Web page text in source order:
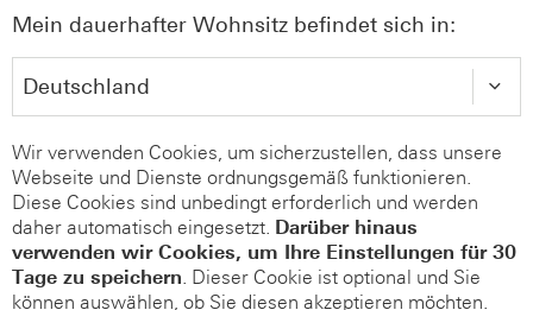
Mein dauerhafter Wohnsitz befindet sich in:
Wir verwenden Cookies, um sicherzustellen, dass unsere
Webseite und Dienste ordnungsgemäß funktionieren.
Diese Cookies sind unbedingt erforderlich und werden
daher automatisch eingesetzt. Darüber hinaus
verwenden wir Cookies, um Ihre Einstellungen für 30
Tage zu speichern. Dieser Cookie ist optional und Sie
können auswählen, ob Sie diesen akzeptieren möchten.